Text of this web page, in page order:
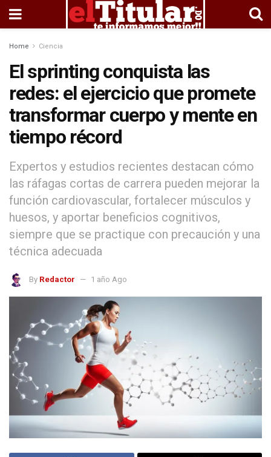
Home Ciencia
El sprinting conquista las
redes: el ejercicio que promete
transformar cuerpo y mente en
tiempo récord
Expertos y estudios recientes destacan cómo
las ráfagas cortas de carrera pueden mejorar la
función cardiovascular, fortalecer músculos y
huesos, y aportar beneficios cognitivos,
siempre que se practique con precaución y una
técnica adecuada
By Redactor 1 año Ago